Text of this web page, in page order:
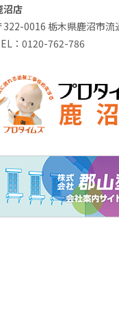
沼店
322-0016 栃木県鹿沼市流
： 0120-762-786